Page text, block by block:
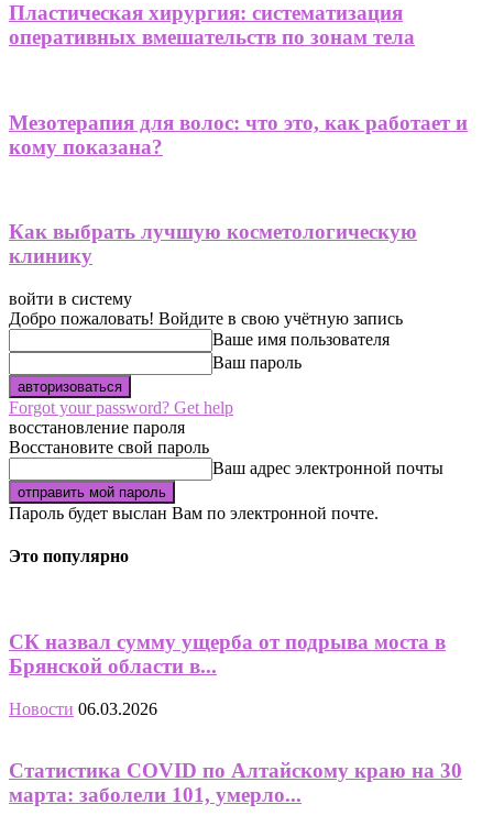
Пластическая хирургия: систематизация
оперативных вмешательств по зонам тела
Мезотерапия для волос: что это, как работает и
кому показана?
Как выбрать лучшую косметологическую
клинику
войти в систему
Добро пожаловать! Войдите в свою учётную запись
Ваше имя пользователя
Ваш пароль
Forgot your password? Get help
восстановление пароля
Восстановите свой пароль
Ваш адрес электронной почты
Пароль будет выслан Вам по электронной почте.
Это популярно
СК назвал сумму ущерба от подрыва моста в
Брянской области в...
Новости 06.03.2026
Статистика COVID по Алтайскому краю на 30
марта: заболели 101, умерло...